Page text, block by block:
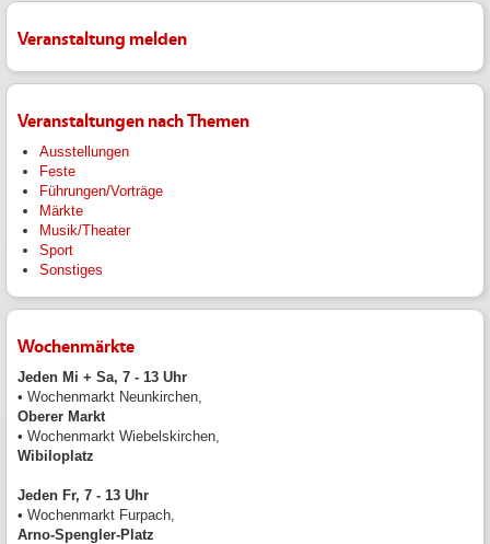
Veranstaltung melden
Veranstaltungen nach Themen
Ausstellungen
Feste
Führungen/Vorträge
Märkte
Musik/Theater
Sport
Sonstiges
Wochenmärkte
Jeden Mi + Sa, 7 - 13 Uhr
• Wochenmarkt Neunkirchen,
Oberer Markt
• Wochenmarkt Wiebelskirchen,
Wibiloplatz
Jeden Fr, 7 - 13 Uhr
• Wochenmarkt Furpach,
Arno-Spengler-Platz